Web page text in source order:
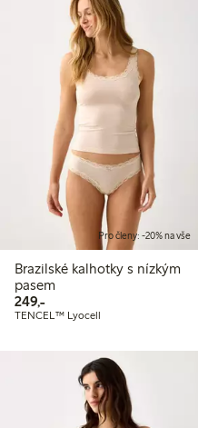
Pro členy: -20% na vše
Brazilské kalhotky s nízkým
pasem
249,-249,00 Kč
TENCEL™ Lyocell